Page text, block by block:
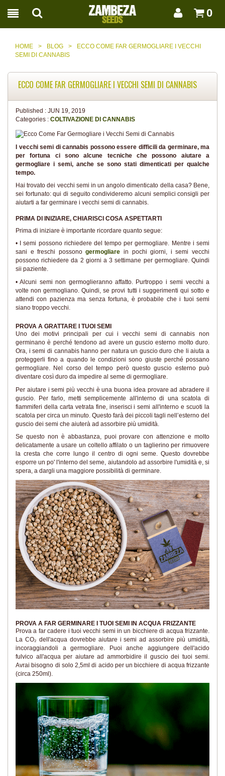
0
HOME > BLOG >
ECCO COME FAR GERMOGLIARE I VECCHI
SEMI DI CANNABIS
ECCO COME FAR GERMOGLIARE I VECCHI SEMI DI CANNABIS
Published : JUN 19, 2019
Categories : COLTIVAZIONE DI CANNABIS
I vecchi semi di cannabis possono essere difficili da germinare, ma
per fortuna ci sono alcune tecniche che possono aiutare a
germogliare i semi, anche se sono stati dimenticati per qualche
tempo.
Hai trovato dei vecchi semi in un angolo dimenticato della casa? Bene,
sei fortunato: qui di seguito condivideremo alcuni semplici consigli per
aiutarti a far germinare i vecchi semi di cannabis.
PRIMA DI INIZIARE, CHIARISCI COSA ASPETTARTI
Prima di iniziare è importante ricordare quanto segue:
• I semi possono richiedere del tempo per germogliare. Mentre i semi
sani e freschi possonogermogliare in pochi giorni, i semi vecchi
possono richiedere da 2 giorni a 3 settimane per germogliare. Quindi
sii paziente.
• Alcuni semi non germoglieranno affatto. Purtroppo i semi vecchi a
volte non germogliano. Quindi, se provi tutti i suggerimenti qui sotto e
attendi con pazienza ma senza fortuna, è probabile che i tuoi semi
siano troppo vecchi.
PROVA A GRATTARE I TUOI SEMI
Uno dei motivi principali per cui i vecchi semi di cannabis non
germinano è perché tendono ad avere un guscio esterno molto duro.
Ora, i semi di cannabis hanno per natura un guscio duro che li aiuta a
proteggerli fino a quando le condizioni sono giuste perché possano
germogliare. Nel corso del tempo però questo guscio esterno può
diventare così duro da impedire al seme di germogliare.
Per aiutare i semi più vecchi è una buona idea provare ad abradere il
guscio. Per farlo, metti semplicemente all'interno di una scatola di
fiammiferi della carta vetrata fine, inserisci i semi all'interno e scuoti la
scatola per circa un minuto. Questo farà dei piccoli tagli nell’esterno del
guscio dei semi che aiuterà ad assorbire più umidità.
Se questo non è abbastanza, puoi provare con attenzione e molto
delicatamente a usare un coltello affilato o un taglierino per rimuovere
la cresta che corre lungo il centro di ogni seme. Questo dovrebbe
esporre un po' l'interno del seme, aiutandolo ad assorbire l'umidità e, si
spera, a dargli una maggiore possibilità di germinare.
PROVA A FAR GERMINARE I TUOI SEMI IN ACQUA FRIZZANTE
Prova a far cadere i tuoi vecchi semi in un bicchiere di acqua frizzante.
La CO₂ dell'acqua dovrebbe aiutare i semi ad assorbire più umidità,
incoraggiandoli a germogliare. Puoi anche aggiungere dell'acido
fulvico all'acqua per aiutare ad ammorbidire il guscio dei tuoi semi.
Avrai bisogno di solo 2,5ml di acido per un bicchiere di acqua frizzante
(circa 250ml).